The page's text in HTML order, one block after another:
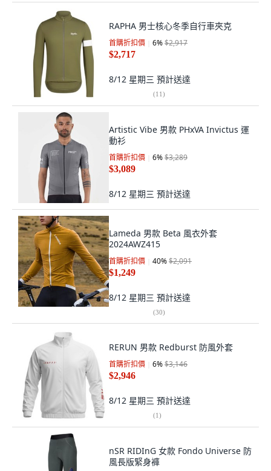
RAPHA 男士核心冬季自行車夾克
首購折扣價 6%$2,917
$2,717
8/12 星期三 預計送達
(11)
Artistic Vibe 男款 PHxVA Invictus 運
動衫
首購折扣價 6%$3,289
$3,089
8/12 星期三 預計送達
Lameda 男款 Beta 風衣外套
2024AWZ415
首購折扣價 40%$2,091
$1,249
8/12 星期三 預計送達
(30)
RERUN 男款 Redburst 防風外套
首購折扣價 6%$3,146
$2,946
8/12 星期三 預計送達
(1)
nSR RIDInG 女款 Fondo Universe 防
風長版緊身褲